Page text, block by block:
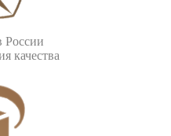
России
качества